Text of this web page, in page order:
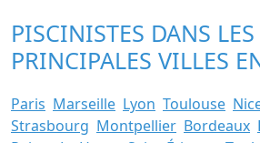
PISCINISTES DANS LES
PRINCIPALES VILLES
Paris Marseille Lyon Toulouse
Strasbourg Montpellier Bordeaux